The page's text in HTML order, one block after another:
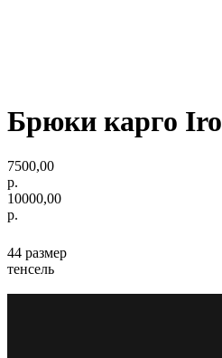
Брюки карго Iro
7500,00
р.
10000,00
р.
44 размер
тенсель